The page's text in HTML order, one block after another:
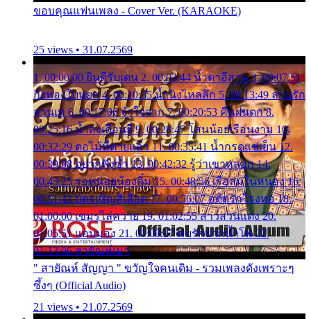
ขอบคุณแฟนเพลง - Cover Ver. (KARAOKE)
25 views • 31.07.2569
1. 00:00:00 ยินดีรับเดน 2. 00:03:44 น้ำตาอีสาน 3. 00:07:51
กิ่งทองใบหยก 4. 00:10:35 น้ำนิ่งไหลลึก 5. 00:13:49 ลานรัก
ลานเท 6. 00:17:06 จำใจจาก 7. 00:20:53 คืนฝนตก 8.
00:25:16 น้ำลงเดือนยี่ 9. 00:28:47 โสนน้อยเรือนงาม 10.
00:32:29 ตอไม้ที่ตายแล้ว 11. 00:35:41 น้ำกรดแช่เย็น 12.
00:39:08 อยากฟังซ้ำ 13. 00:42:32 รู้ว่าเขาหลอก 14.
00:45:25 รอหน่อยน้องติ๋ม 15. 00:48:56 เรือล่มในหนอง 16.
00:51:43 บัตรเชิญสีเลือด 17. 00:56:07 อดีตรักโรงทอ 18.
01:00:00 เขมรไล่ควาย 19. 01:02:55 สาวสวนแตง 20.
01:05:51 แอบมอง 21. 01:09:27 พบรักปากน้ำโพ 22.
01:13:06 สายัณห์เมา
" สายัณห์ สัญญา " ขวัญใจคนเดิม - รวมเพลงดังเพราะๆ
ซึ้งๆ (Official Audio)
21 views • 21.07.2569